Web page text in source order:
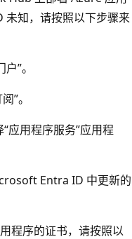
未知，请按照以下步骤来
”。
”。
应用程序服务”应用程
Entra ID 中更新的
程序的证书，请按照以